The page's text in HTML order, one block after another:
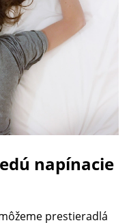
napínacie
prestieradlá